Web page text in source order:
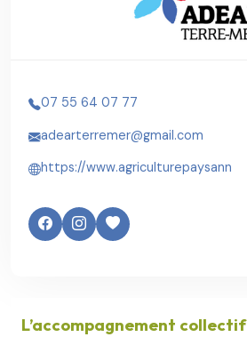
07 55 64 07 77
adearterremer@gmail.com
https://www.agriculturepaysann
L’accompagnement collectif